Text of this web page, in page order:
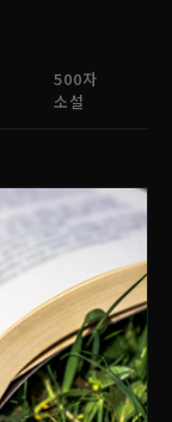
500자
소설